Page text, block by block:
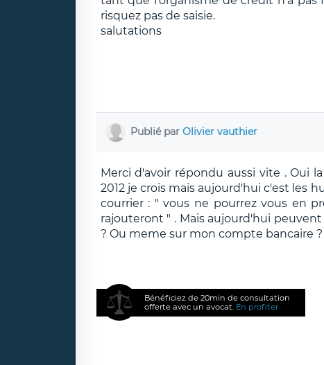
risquez pas de saisie.
salutations
Publié par Olivier vauthier
Merci d'avoir répondu aussi vite . Oui
2012 je crois mais aujourd'hui c'est les
courrier : " vous ne pourrez vous en
rajouteront " . Mais aujourd'hui peuvent
? Ou meme sur mon compte bancaire
Bénéficiez de 20min de consultation
offerte avec un avocat. En profiter